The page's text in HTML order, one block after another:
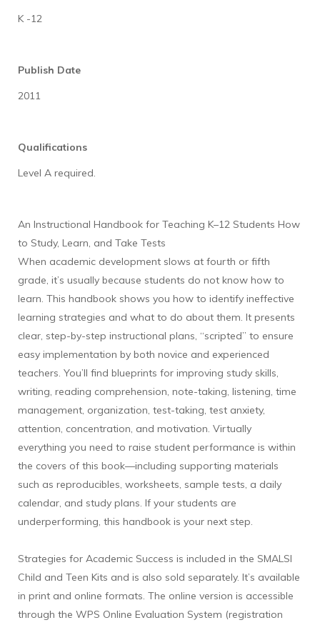
K -12
Publish Date
2011
Qualifications
Level A required.
An Instructional Handbook for Teaching K–12 Students How
to Study, Learn, and Take Tests
When academic development slows at fourth or fifth
grade, it’s usually because students do not know how to
learn. This handbook shows you how to identify ineffective
learning strategies and what to do about them. It presents
clear, step-by-step instructional plans, “scripted” to ensure
easy implementation by both novice and experienced
teachers. You’ll find blueprints for improving study skills,
writing, reading comprehension, note-taking, listening, time
management, organization, test-taking, test anxiety,
attention, concentration, and motivation. Virtually
everything you need to raise student performance is within
the covers of this book—including supporting materials
such as reproducibles, worksheets, sample tests, a daily
calendar, and study plans. If your students are
underperforming, this handbook is your next step.
Strategies for Academic Success is included in the SMALSI
Child and Teen Kits and is also sold separately. It’s available
in print and online formats. The online version is accessible
through the WPS Online Evaluation System (registration